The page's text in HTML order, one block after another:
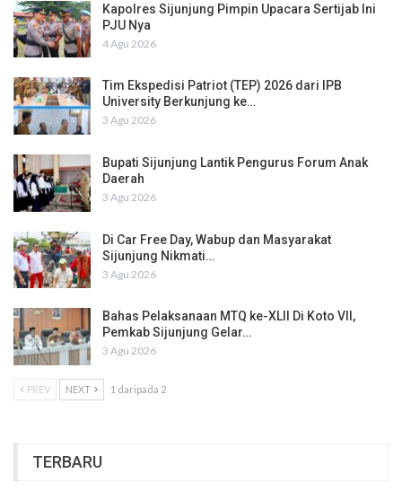
Kapolres Sijunjung Pimpin Upacara Sertijab Ini
PJU Nya
4 Agu 2026
Tim Ekspedisi Patriot (TEP) 2026 dari IPB
University Berkunjung ke…
3 Agu 2026
Bupati Sijunjung Lantik Pengurus Forum Anak
Daerah
3 Agu 2026
Di Car Free Day, Wabup dan Masyarakat
Sijunjung Nikmati…
3 Agu 2026
Bahas Pelaksanaan MTQ ke-XLII Di Koto VII,
Pemkab Sijunjung Gelar…
3 Agu 2026
PREV NEXT 1 daripada 2
TERBARU